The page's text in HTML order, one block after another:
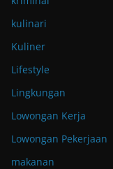
kulinari
Kuliner
Lifestyle
Lingkungan
Lowongan Kerja
Lowongan Pekerjaan
makanan